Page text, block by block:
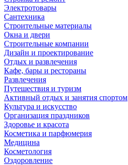
Электротовары
Сантехника
Строительные материалы
Окна и двери
Строительные компании
Дизайн и проектирование
Отдых и развлечения
Кафе, бары и рестораны
Развлечения
Путешествия и туризм
Активный отдых и занятия спортом
Культура и искусство
Организация праздников
Здоровье и красота
Косметика и парфюмерия
Медицина
Косметология
Оздоровление